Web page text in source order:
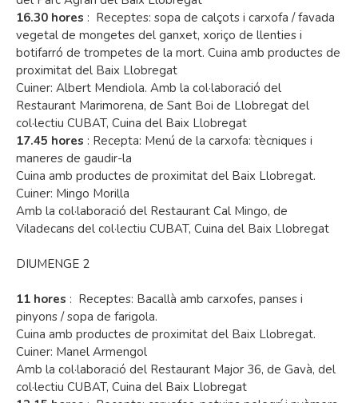
16.30 hores : Receptes: sopa de calçots i carxofa / favada
vegetal de mongetes del ganxet, xoriço de llenties i
botifarró de trompetes de la mort. Cuina amb productes de
proximitat del Baix Llobregat
Cuiner: Albert Mendiola. Amb la col·laboració del
Restaurant Marimorena, de Sant Boi de Llobregat del
col·lectiu CUBAT, Cuina del Baix Llobregat
17.45 hores : Recepta: Menú de la carxofa: tècniques i
maneres de gaudir-la
Cuina amb productes de proximitat del Baix Llobregat.
Cuiner: Mingo Morilla
Amb la col·laboració del Restaurant Cal Mingo, de
Viladecans del col·lectiu CUBAT, Cuina del Baix Llobregat
DIUMENGE 2
11 hores : Receptes: Bacallà amb carxofes, panses i
pinyons / sopa de farigola.
Cuina amb productes de proximitat del Baix Llobregat.
Cuiner: Manel Armengol
Amb la col·laboració del Restaurant Major 36, de Gavà, del
col·lectiu CUBAT, Cuina del Baix Llobregat